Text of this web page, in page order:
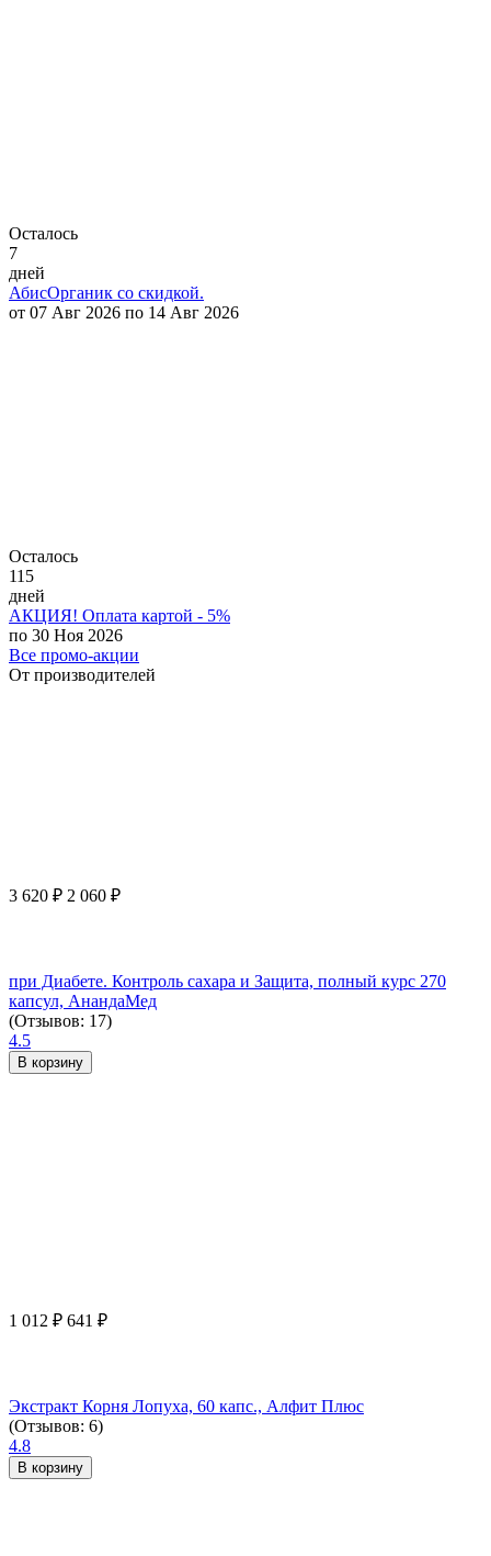
Осталось
7
дней
АбисОрганик со скидкой.
от 07 Авг 2026 по 14 Авг 2026
Осталось
115
дней
АКЦИЯ! Оплата картой - 5%
по 30 Ноя 2026
Все промо-акции
От производителей
3 620 ₽ 2 060 ₽
при Диабете. Контроль сахара и Защита, полный курс 270
капсул, АнандаМед
(Отзывов: 17)
4.5
В корзину
1 012 ₽ 641 ₽
Экстракт Корня Лопуха, 60 капс., Алфит Плюс
(Отзывов: 6)
4.8
В корзину